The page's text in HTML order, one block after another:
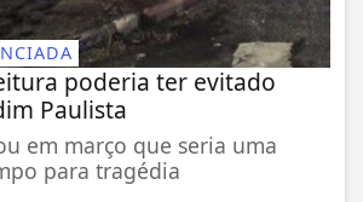
poderia ter evitado
Paulista
em março que seria uma
para tragédia